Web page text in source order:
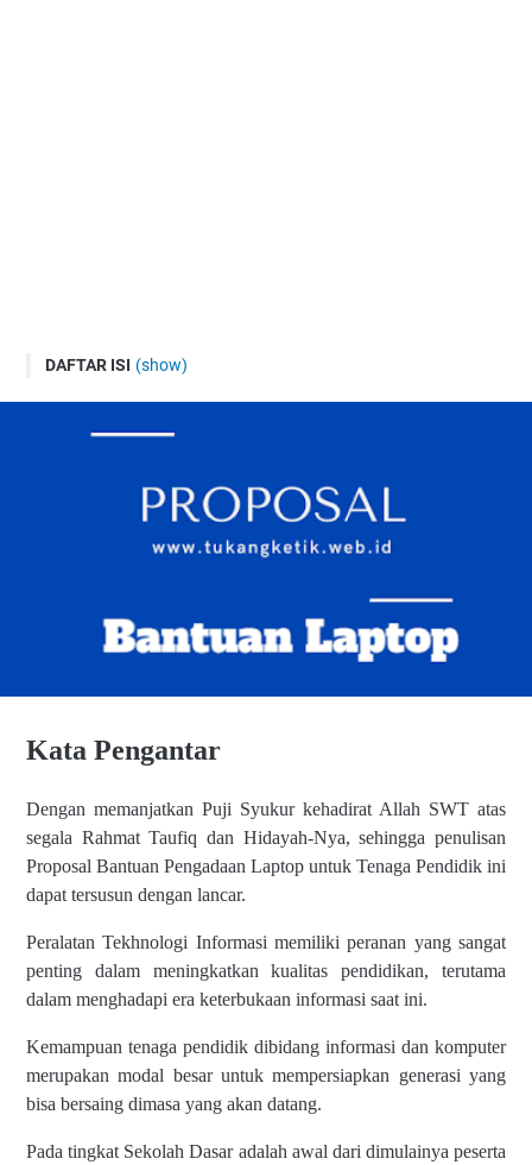
DAFTAR ISI (show)
Kata Pengantar
Contoh Surat Permohonan Bantuan Laptop
Kata Pengantar
Dengan memanjatkan Puji Syukur kehadirat Allah SWT atas
segala Rahmat Taufiq dan Hidayah-Nya, sehingga penulisan
Proposal Bantuan Pengadaan Laptop untuk Tenaga Pendidik ini
dapat tersusun dengan lancar.
Peralatan Tekhnologi Informasi memiliki peranan yang sangat
penting dalam meningkatkan kualitas pendidikan, terutama
dalam menghadapi era keterbukaan informasi saat ini.
Kemampuan tenaga pendidik dibidang informasi dan komputer
merupakan modal besar untuk mempersiapkan generasi yang
bisa bersaing dimasa yang akan datang.
Pada tingkat Sekolah Dasar adalah awal dari dimulainya peserta